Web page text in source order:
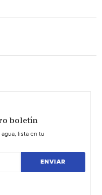
boletín
lista en tu
ENVIAR